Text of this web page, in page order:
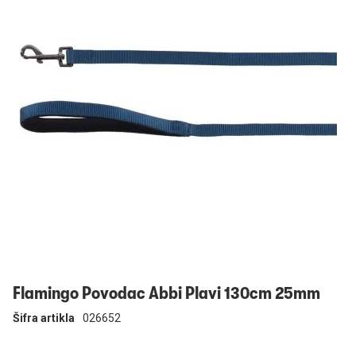
Flamingo Povodac Abbi Plavi 130cm 25mm
Šifra artikla 026652